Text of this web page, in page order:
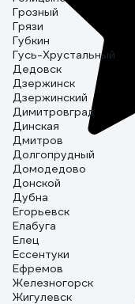
Грозный
Грязи
Губкин
Гусь-Хрустальный
Дедовск
Дзержинск
Дзержинский
Димитровград
Динская
Дмитров
Долгопрудный
Домодедово
Донской
Дубна
Егорьевск
Елабуга
Елец
Ессентуки
Ефремов
Железногорск
Жигулевск